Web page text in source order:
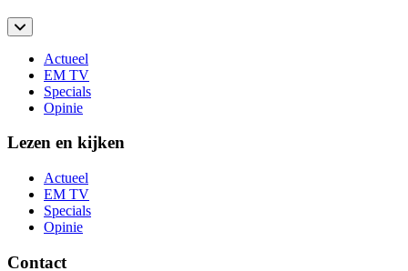
Actueel
EM TV
Specials
Opinie
Lezen en kijken
Actueel
EM TV
Specials
Opinie
Contact